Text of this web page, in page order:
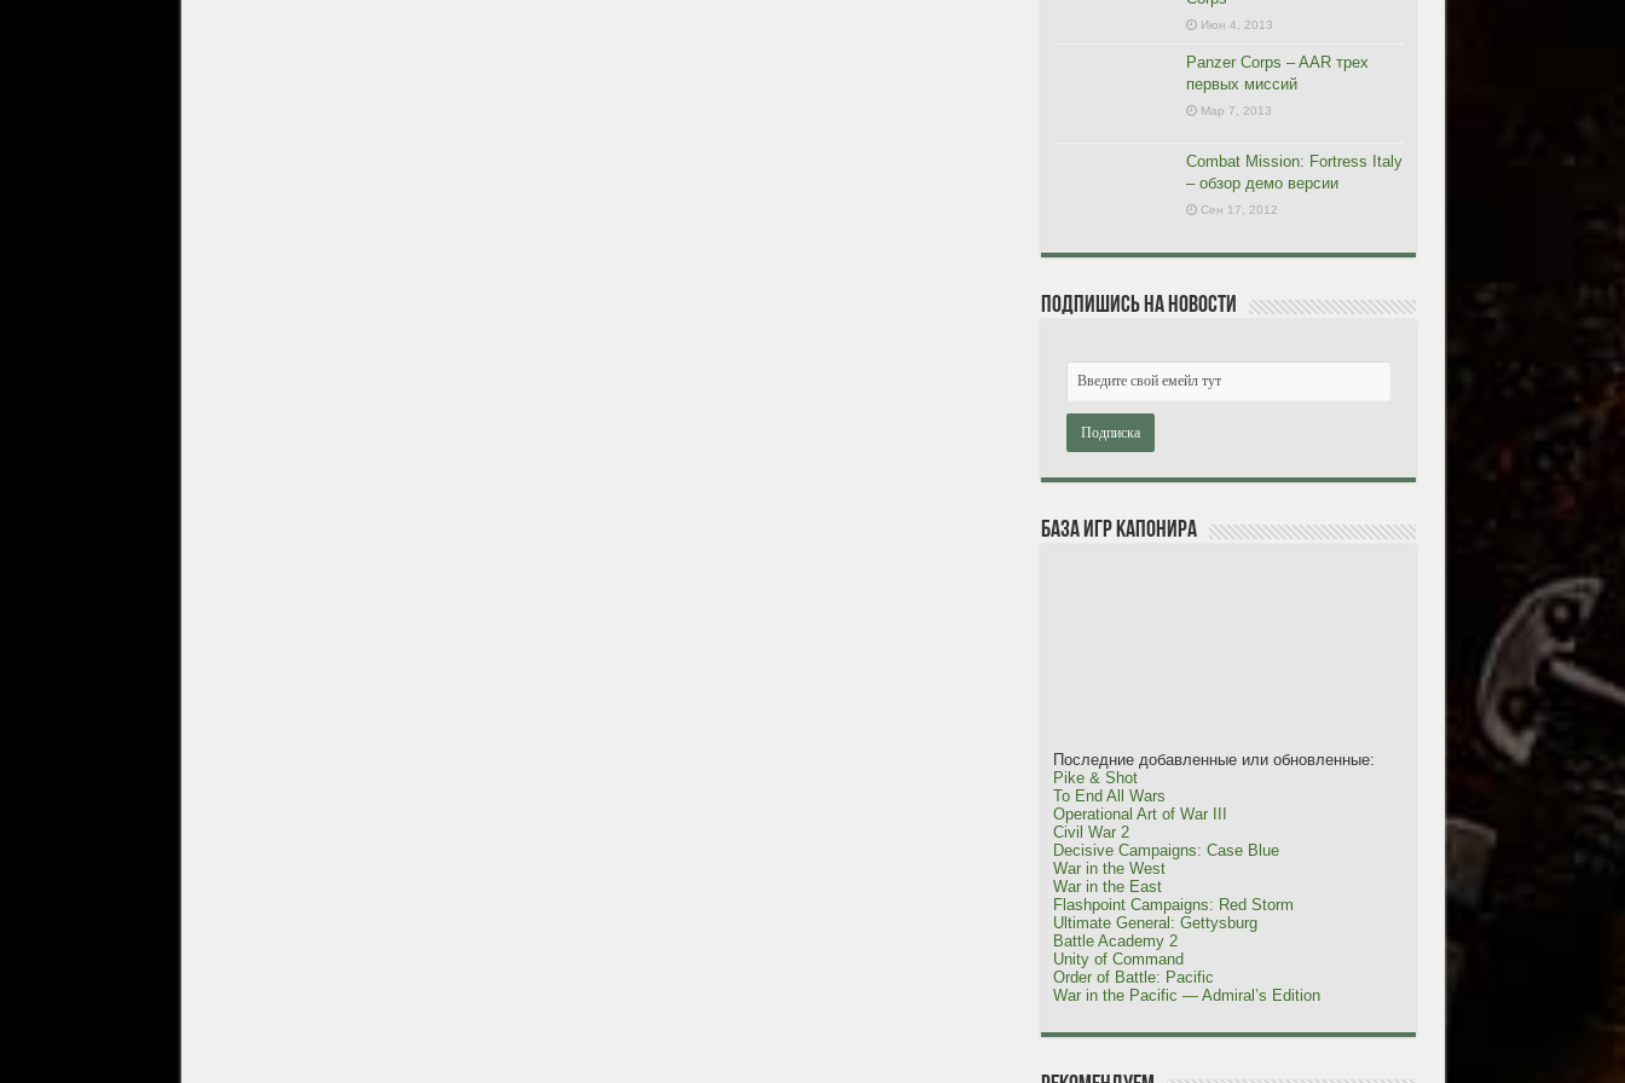
Июн 4, 2013
Panzer Corps – AAR трех
первых миссий
Мар 7, 2013
Combat Mission: Fortress Italy
– обзор демо версии
Сен 17, 2012
Подпишись на новости
База игр Капонира
Последние добавленные или обновленные:
Pike & Shot
To End All Wars
Operational Art of War III
Civil War 2
Decisive Campaigns: Case Blue
War in the West
War in the East
Flashpoint Campaigns: Red Storm
Ultimate General: Gettysburg
Battle Academy 2
Unity of Command
Order of Battle: Pacific
War in the Pacific — Admiral’s Edition